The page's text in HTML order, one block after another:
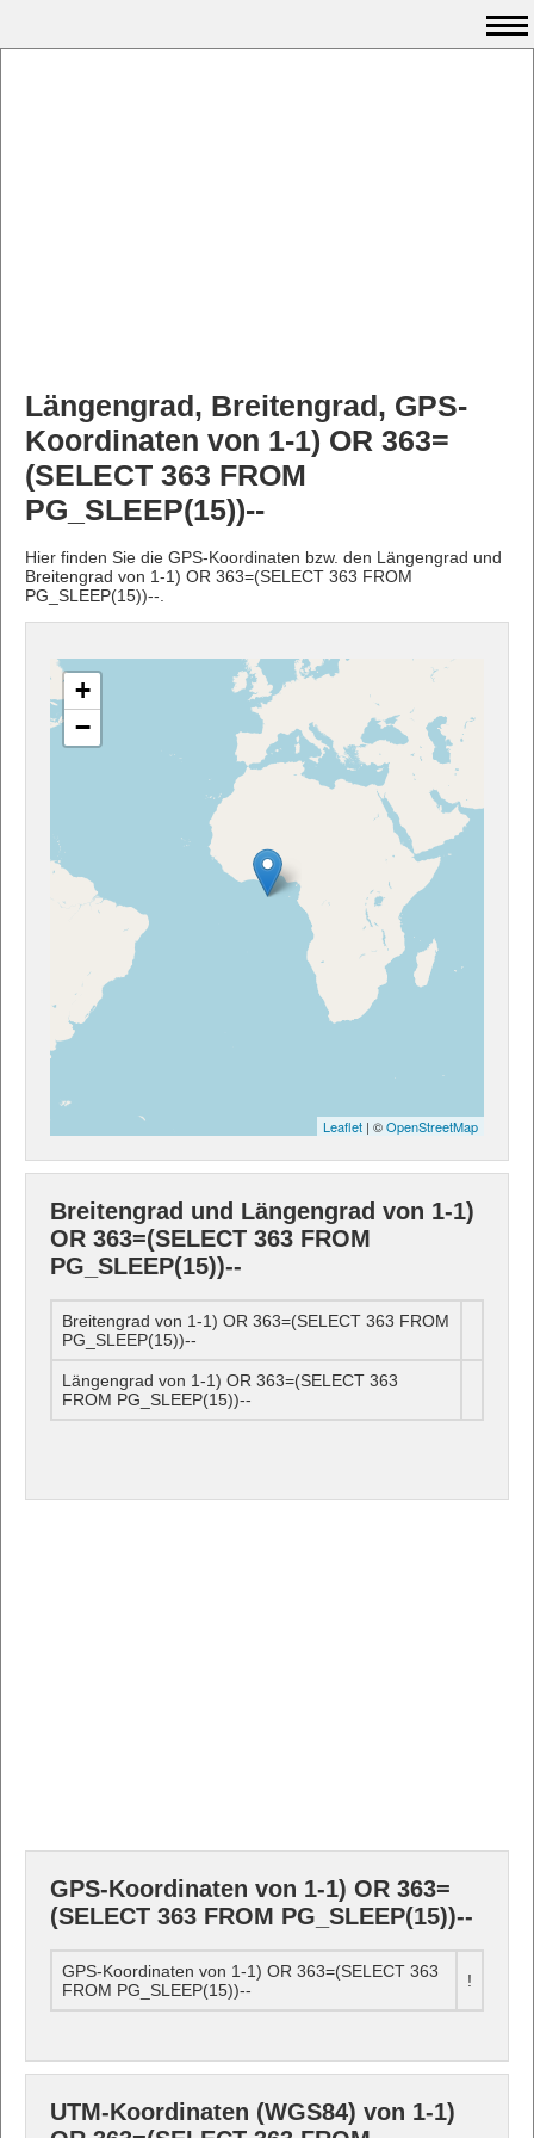
Längengrad, Breitengrad, GPS-
Koordinaten von 1-1) OR 363=
(SELECT 363 FROM
PG_SLEEP(15))--
Hier finden Sie die GPS-Koordinaten bzw. den Längengrad und
Breitengrad von 1-1) OR 363=(SELECT 363 FROM
PG_SLEEP(15))--.
+
−
Leaflet | ©OpenStreetMap
Breitengrad und Längengrad von 1-1)
OR 363=(SELECT 363 FROM
PG_SLEEP(15))--
Breitengrad von 1-1) OR 363=(SELECT 363 FROM
PG_SLEEP(15))--
Längengrad von 1-1) OR 363=(SELECT 363
FROM PG_SLEEP(15))--
GPS-Koordinaten von 1-1) OR 363=
(SELECT 363 FROM PG_SLEEP(15))--
GPS-Koordinaten von 1-1) OR 363=(SELECT 363
FROM PG_SLEEP(15))--
!
UTM-Koordinaten (WGS84) von 1-1)